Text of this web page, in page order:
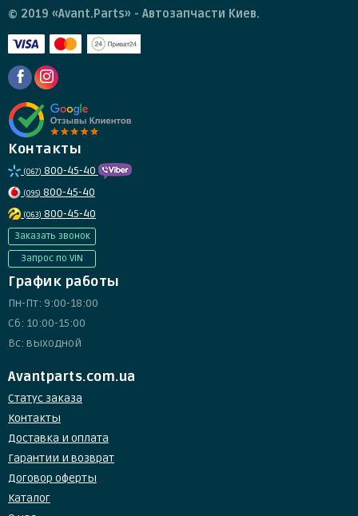
© 2019 «Avant.Parts» - Автозапчасти Киев.
Контакты
(067) 800-45-40
(095) 800-45-40
(063) 800-45-40
Заказать звонок
Запрос по VIN
График работы
Пн-Пт: 9:00-18:00
Сб: 10:00-15:00
Вс: выходной
Avantparts.com.ua
Статус заказа
Контакты
Доставка и оплата
Гарантии и возврат
Договор оферты
Каталог